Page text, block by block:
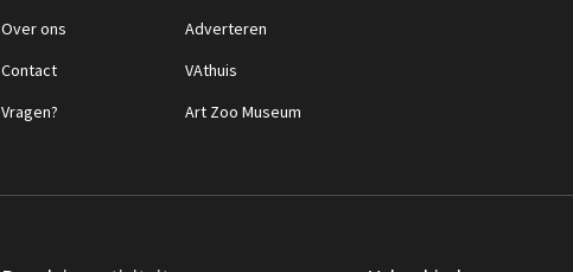
Over ons
Contact
Vragen?
Adverteren
VAthuis
Art Zoo Museum